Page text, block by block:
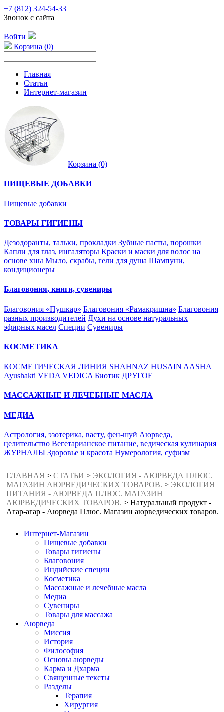
+7 (812) 324-54-33
Звонок с сайта
Войти
Корзина (0)
Главная
Статьи
Интернет-магазин
Корзина (0)
ПИЩЕВЫЕ ДОБАВКИ
Пищевые добавки
ТОВАРЫ ГИГИЕНЫ
Дезодоранты, тальки, прокладки Зубные пасты, порошки
Капли для глаз, ингаляторы Краски и маски для волос на
основе хны Мыло, скрабы, гели для душа Шампуни,
кондиционеры
Благовония, книги, сувениры
Благовония «Пушкар» Благовония «Рамакришна» Благовония
разных производителей Духи на основе натуральных
эфирных масел Специи Сувениры
КОСМЕТИКА
КОСМЕТИЧЕСКАЯ ЛИНИЯ SHAHNAZ HUSAIN AASHA
Ayushakti VEDA VEDICA Биотик ДРУГОЕ
МАССАЖНЫЕ И ЛЕЧЕБНЫЕ МАСЛА
МЕДИА
Астрология, эзотерика, васту, фен-шуй Аюрведа,
целительство Вегетарианское питание, ведическая кулинария
ЖУРНАЛЫ Здоровье и красота Нумерология, суфизм
ГЛАВНАЯ > СТАТЬИ > ЭКОЛОГИЯ - АЮРВЕДА ПЛЮС.
МАГАЗИН АЮРВЕДИЧЕСКИХ ТОВАРОВ. > ЭКОЛОГИЯ
ПИТАНИЯ - АЮРВЕДА ПЛЮС. МАГАЗИН
АЮРВЕДИЧЕСКИХ ТОВАРОВ. > Натуральный продукт -
Агар-агар - Аюрведа Плюс. Магазин аюрведических товаров.
Интернет-Магазин
Пищевые добавки
Товары гигиены
Благовония
Индийские специи
Косметика
Массажные и лечебные масла
Медиа
Сувениры
Товары для массажа
Аюрведа
Миссия
История
Философия
Основы аюрведы
Карма и Дхарма
Священные тексты
Разделы
Терапия
Хирургия